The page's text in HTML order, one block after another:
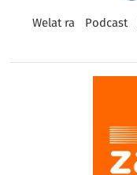
Welat ra Podcast